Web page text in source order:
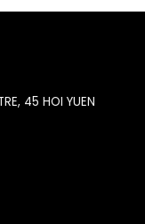
45 HOI YUEN